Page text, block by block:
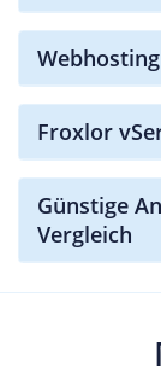
Froxlor
Günstige
Vergleich